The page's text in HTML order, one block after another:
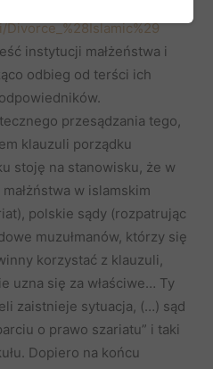
instytucji małżeństwa i
odbieg od terści ich
przesądzania tego,
klauzuli porządku
stoję na stanowisku, że w
w islamskim
polskie sądy (rozpatrując
muzułmanów, którzy się
korzystać z klauzuli,
uzna się za właściwe… Ty
zaistnieje sytuacja, (…) sąd
o prawo szariatu” i taki
Dopiero na końcu